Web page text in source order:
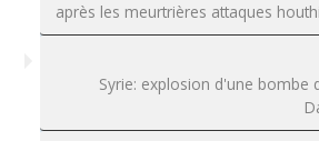
après les meurtrières attaques
Syrie: explosion d'une bombe